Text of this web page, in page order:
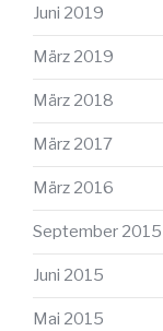
Juni 2019
März 2019
März 2018
März 2017
März 2016
September 2015
Juni 2015
Mai 2015